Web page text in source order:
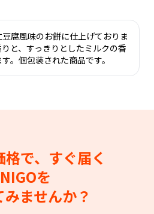
腐風味のお餅に仕上げておりま
と、すっきりとしたミルクの香
。個包装された商品です。
で、すぐ届く
を
ませんか？